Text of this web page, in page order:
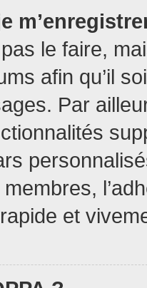
le faire,
afin qu’il
Par
et